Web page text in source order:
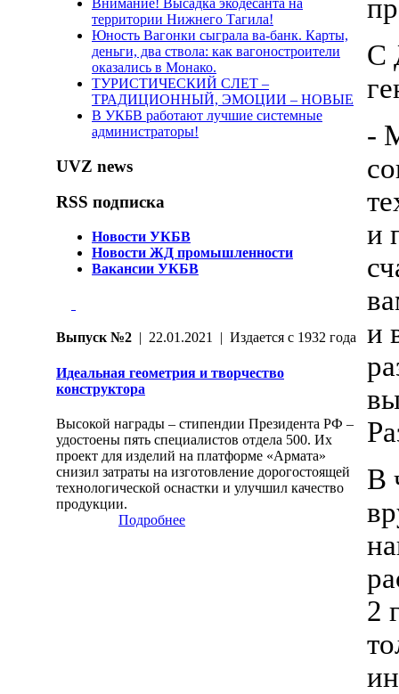
территории Нижнего Тагила!
Юность Вагонки сыграла ва-банк. Карты,
деньги, два ствола: как вагоностроители
оказались в Монако.
ТУРИСТИЧЕСКИЙ СЛЕТ –
ТРАДИЦИОННЫЙ, ЭМОЦИИ – НОВЫЕ
В УКБВ работают лучшие системные
администраторы!
UVZ news
RSS подписка
Новости УКБВ
Новости ЖД промышленности
Вакансии УКБВ
Выпуск №2 | 22.01.2021 | Издается с 1932 года
Идеальная геометрия и творчество
конструктора
Высокой награды – стипендии Президента РФ –
удостоены пять специалистов отдела 500. Их
проект для изделий на платформе «Армата»
снизил затраты на изготовление дорогостоящей
технологической оснастки и улучшил качество
продукции.
Подробнее
С
-
и
и
В
2